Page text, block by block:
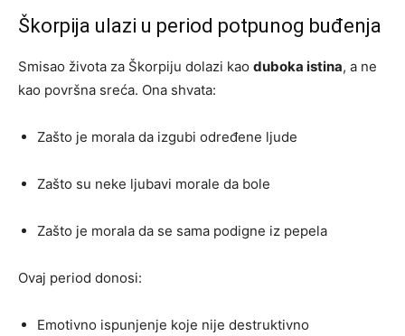
Škorpija ulazi u period potpunog buđenja
Smisao života za Škorpiju dolazi kao duboka istina, a ne
kao površna sreća. Ona shvata:
Zašto je morala da izgubi određene ljude
Zašto su neke ljubavi morale da bole
Zašto je morala da se sama podigne iz pepela
Ovaj period donosi:
Emotivno ispunjenje koje nije destruktivno